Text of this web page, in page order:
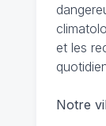
et les
Notre